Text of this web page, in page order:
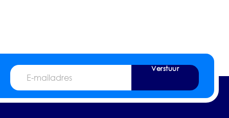
E-
mailadres
Verstuur